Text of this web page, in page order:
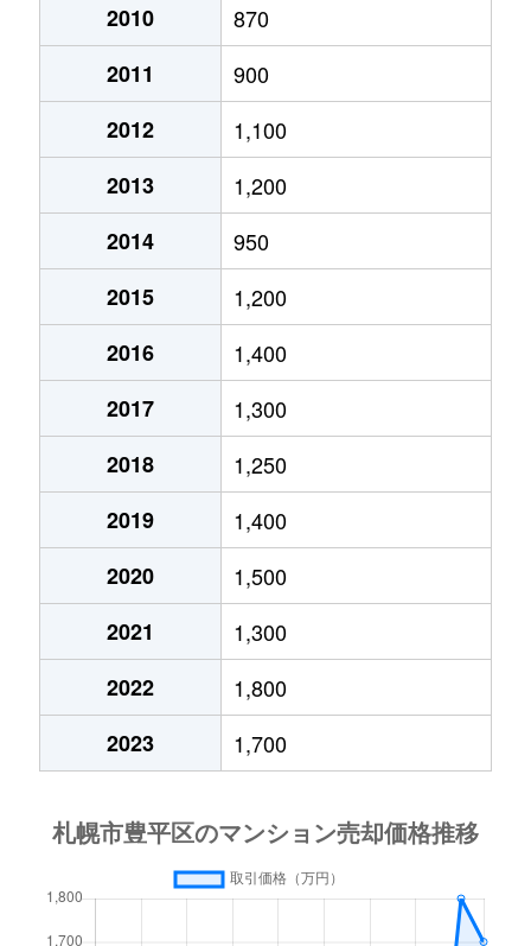
月寒西１条
2,900万円
月寒西１条
1,600万円
月寒西１条
1,400万円
月寒西１条
1,100万円
月寒西２条
2,000万円
月寒西３条
1,800万円
月寒西３条
1,500万円
月寒西３条
1,700万円
月寒西３条
1,800万円
月寒西４条
1,700万円
月寒西４条
880万円
月寒西４条
700万円
月寒西５条
810万円
月寒西５条
1,600万円
月寒東１条
2,300万円 月寒中央
徒歩
2,100万円 月寒中央
月寒東１条
徒歩
2010
870
2011
900
2012
1,100
2013
1,200
2014
950
2015
1,200
2016
1,400
2017
1,300
2018
1,250
2019
1,400
2020
1,500
2021
1,300
2022
1,800
2023
1,700